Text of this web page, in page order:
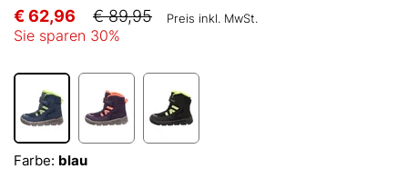
€ 62,96 € 89,95 Preis inkl. MwSt.
Sie sparen 30%
Farbe: blau